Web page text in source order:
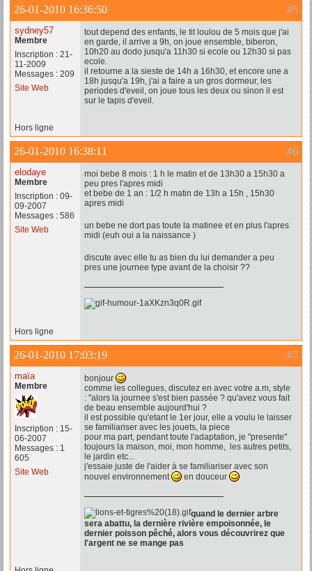
#5
26-01-2010 16:36:50
sydney57
Membre
Inscription : 21-
11-2009
Messages : 209
Site Web
tout depend des enfants, le tit loulou de 5 mois que j'ai
en garde, il arrive a 9h, on joue ensemble, biberon,
10h20 au dodo jusqu'a 11h30 si ecole ou 12h30 si pas
ecole.
il retourne a la sieste de 14h a 16h30, et encore une a
18h jusqu'a 19h, j'ai a faire a un gros dormeur, les
periodes d'eveil, on joue tous les deux ou sinon il est
sur le tapis d'eveil.
Hors ligne
#6
26-01-2010 16:38:11
elodaye
Membre
Inscription : 09-
09-2007
Messages : 586
Site Web
moi bebe 8 mois : 1 h le matin et de 13h30 a 15h30 a
peu pres l'apres midi
et bebe de 1 an : 1/2 h matin de 13h a 15h , 15h30
apres midi
un bebe ne dort pas toute la matinee et en plus l'apres
midi (euh oui a la naissance )
discute avec elle tu as bien du lui demander a peu
pres une journee type avant de la choisir ??
Hors ligne
#7
26-01-2010 17:03:19
maïa
Membre
Inscription : 15-
06-2007
Messages : 1
605
Site Web
bonjour
comme les collegues, discutez en avec votre a.m, style
: "alors la journee s'est bien passée ? qu'avez vous fait
de beau ensemble aujourd'hui ?
il est possible qu'etant le 1er jour, elle a voulu le laisser
se familiariser avec les jouets, la piece
pour ma part, pendant toute l'adaptation, je "presente"
toujours la maison, moi, mon homme, les autres petits,
le jardin etc...
j'essaie juste de l'aider à se familiariser avec son
nouvel environnement
en douceur
quand le dernier arbre
sera abattu, la dernière rivière empoisonnée, le
dernier poisson pêché, alors vous découvrirez que
l'argent ne se mange pas